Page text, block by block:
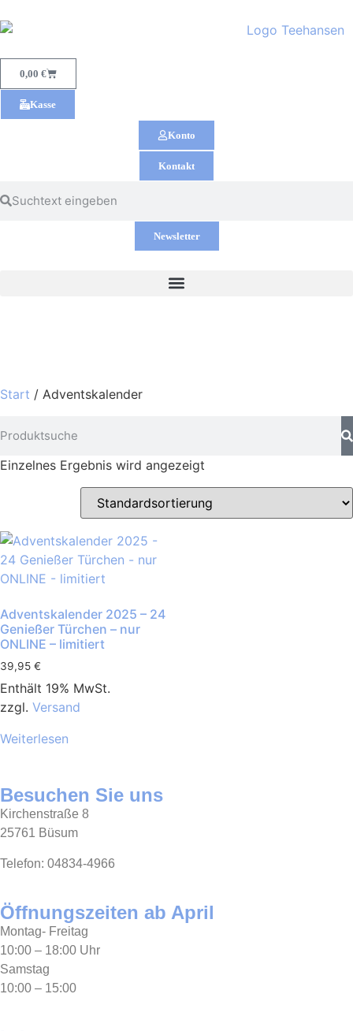
0,00 €
Kasse
Konto
Kontakt
Newsletter
Start / Adventskalender
Einzelnes Ergebnis wird angezeigt
Adventskalender 2025 – 24
Genießer Türchen – nur
ONLINE – limitiert
39,95 €
Enthält 19% MwSt.
zzgl. Versand
Weiterlesen
Besuchen Sie uns
Kirchenstraße 8
25761 Büsum
Telefon: 04834-4966
Öffnungszeiten ab April
Montag- Freitag
10:00 – 18:00 Uhr
Samstag
10:00 – 15:00